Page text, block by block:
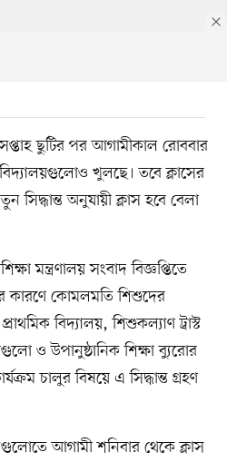
ছুটির পর আগামীকাল রোববার
খুলছে। তবে ক্লাসের
অনুযায়ী ক্লাস হবে বেলা
মন্ত্রণালয় সংবাদ বিজ্ঞপ্তিতে
কারণে কোমলমতি শিশুদের
বিদ্যালয়, শিশুকল্যাণ ট্রাস্ট
ও উপানুষ্ঠানিক শিক্ষা ব্যুরোর
চালুর বিষয়ে এ সিদ্ধান্ত গ্রহণ
আগামী শনিবার থেকে ক্লাস